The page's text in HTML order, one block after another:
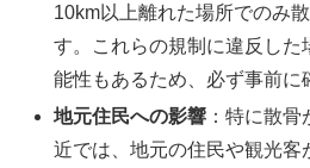
10km以上離れた場所でのみ
す。これらの規制に違反した
能性もあるため、必ず事前に
地元住民への影響 ：特に散
近では、地元の住民や観光客